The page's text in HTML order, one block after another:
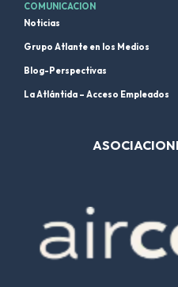
COMUNICACION
Noticias
Grupo Atlante en los Medios
Blog-Perspectivas
La Atlántida – Acceso Empleados